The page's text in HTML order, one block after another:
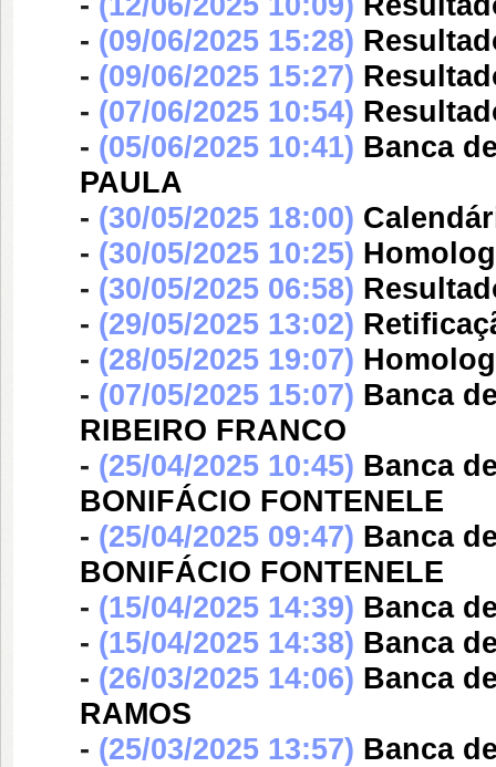
- (09/06/2025 15:28)
- (09/06/2025 15:27)
- (07/06/2025 10:54)
- (05/06/2025 10:41) Banca
PAULA
- (30/05/2025 18:00)
- (30/05/2025 10:25)
- (30/05/2025 06:58)
- (29/05/2025 13:02)
- (28/05/2025 19:07)
- (07/05/2025 15:07) Banca
RIBEIRO FRANCO
- (25/04/2025 10:45) Banca
BONIFÁCIO FONTENELE
- (25/04/2025 09:47) Banca
BONIFÁCIO FONTENELE
- (15/04/2025 14:39) Banca
- (15/04/2025 14:38) Banca
- (26/03/2025 14:06) Banca
RAMOS
- (25/03/2025 13:57) Banca